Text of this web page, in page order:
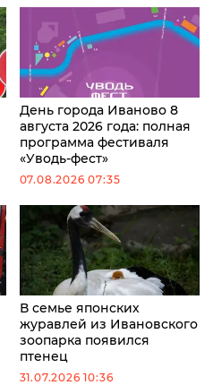
День города Иваново 8
августа 2026 года: полная
программа фестиваля
«Уводь-фест»
07.08.2026 07:35
В семье японских
журавлей из Ивановского
зоопарка появился
птенец
31.07.2026 10:36